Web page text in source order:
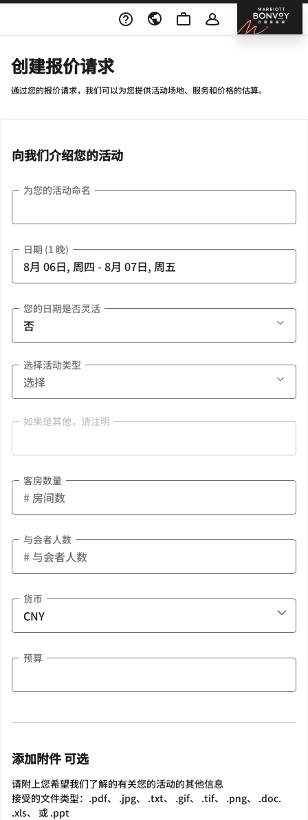
Skip To Content 邦
创建报价请求
通过您的报价请求，我们可以为您提供活动场地、服务和价格的估算。
向我们介绍您的活动
为您的活动命名
日期 (1 晚)
您的日期是否灵活
选择活动类型
如果是其他，请注明
客房数量
与会者人数
货币
预算
添加附件 可选
请附上您希望我们了解的有关您的活动的其他信息
接受的文件类型：.pdf、 .jpg、 .txt、 .gif、 .tif、 .png、 .doc.
.xls、 或 .ppt